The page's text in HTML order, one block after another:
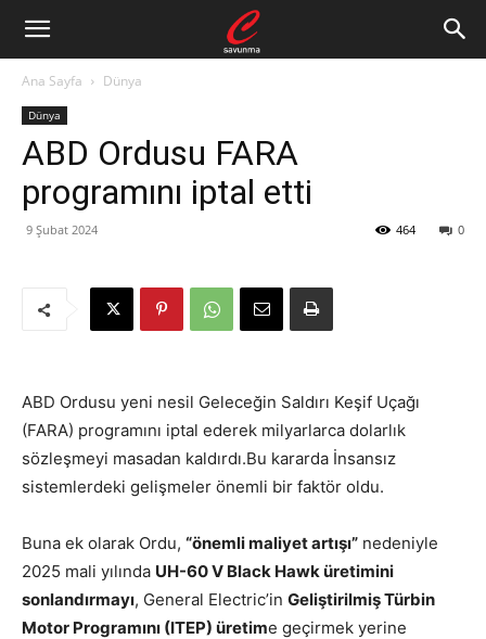
Ana Sayfa Dünya
Dünya
ABD Ordusu FARA
programını iptal etti
9 Şubat 2024 0
464
ABD Ordusu yeni nesil Geleceğin Saldırı Keşif Uçağı
(FARA) programını iptal ederek milyarlarca dolarlık
sözleşmeyi masadan kaldırdı.Bu kararda İnsansız
sistemlerdeki gelişmeler önemli bir faktör oldu.
Buna ek olarak Ordu, “önemli maliyet artışı” nedeniyle
2025 mali yılında UH-60 V Black Hawk üretimini
sonlandırmayı, General Electric’in Geliştirilmiş Türbin
Motor Programını (ITEP) üretime geçirmek yerine